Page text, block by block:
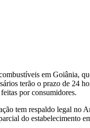
em Goiânia,
terão o prazo de 24
por consumidores.
tem respaldo legal
do estabelecimento